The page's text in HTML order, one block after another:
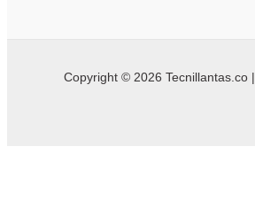
Copyright © 2026 Tecnillantas.co |